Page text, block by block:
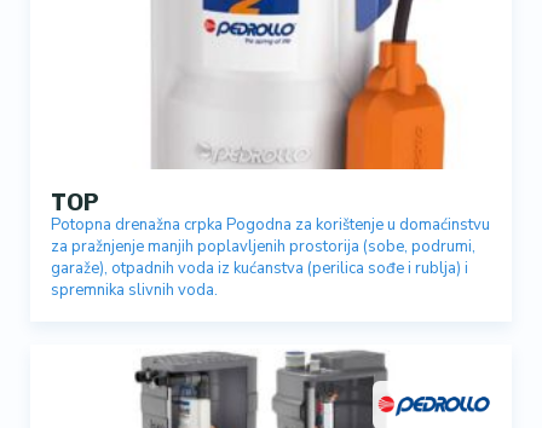
TOP
Potopna drenažna crpka Pogodna za korištenje u domaćinstvu
za pražnjenje manjih poplavljenih prostorija (sobe, podrumi,
garaže), otpadnih voda iz kućanstva (perilica sođe i rublja) i
spremnika slivnih voda.